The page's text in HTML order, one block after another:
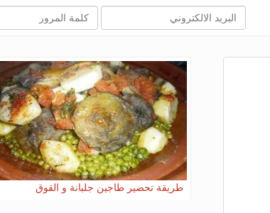
طريقة تحضير طاجين جلبانة و القوق